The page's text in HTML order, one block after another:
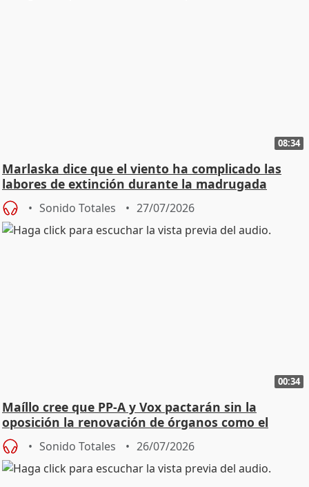
08:34
Marlaska dice que el viento ha complicado las
labores de extinción durante la madrugada
Sonido Totales 27/07/2026
00:34
Maíllo cree que PP-A y Vox pactarán sin la
oposición la renovación de órganos como el
Defensor
Sonido Totales 26/07/2026